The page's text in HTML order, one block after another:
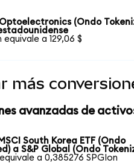
(Ondo
equivale a 129,06 $
más
avanzadas de
South Korea ETF (Ondo
a S&P Global (Ondo
equivale a 0,385276 SPGIon